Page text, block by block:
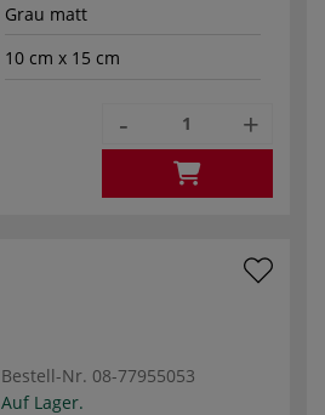
Grau matt
10 cm x 15 cm
- +
Bestell-Nr. 08-77955053
Auf Lager.